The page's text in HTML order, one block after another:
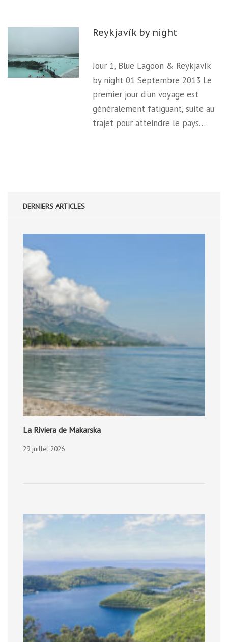
Reykjavík by night
Jour 1, Blue Lagoon & Reykjavík
by night 01 Septembre 2013 Le
premier jour d'un voyage est
généralement fatiguant, suite au
trajet pour atteindre le pays…
DERNIERS ARTICLES
La Riviera de Makarska
29 juillet 2026